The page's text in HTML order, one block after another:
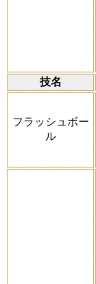
技名
フラッシュボー
ル